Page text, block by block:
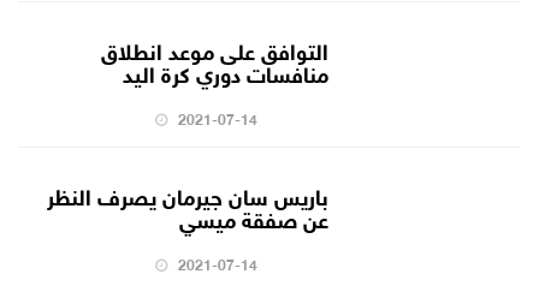
التوافق على موعد انطلاق
منافسات دوري كرة اليد
2021-07-14
باريس سان جيرمان يصرف النظر
عن صفقة ميسي
2021-07-14